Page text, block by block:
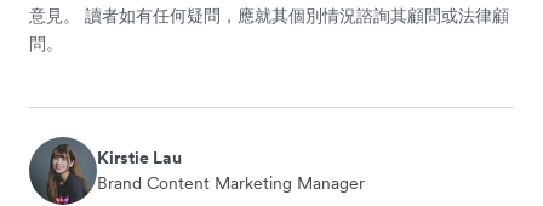
意見。 讀者如有任何疑問，應就其個別情況諮詢其顧問或法律顧
問。
Kirstie Lau
Brand Content Marketing Manager